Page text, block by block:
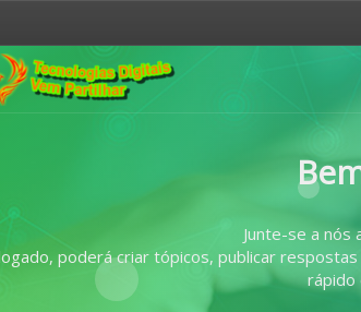
Junte-se a nós
poderá criar tópicos, publicar
rápido